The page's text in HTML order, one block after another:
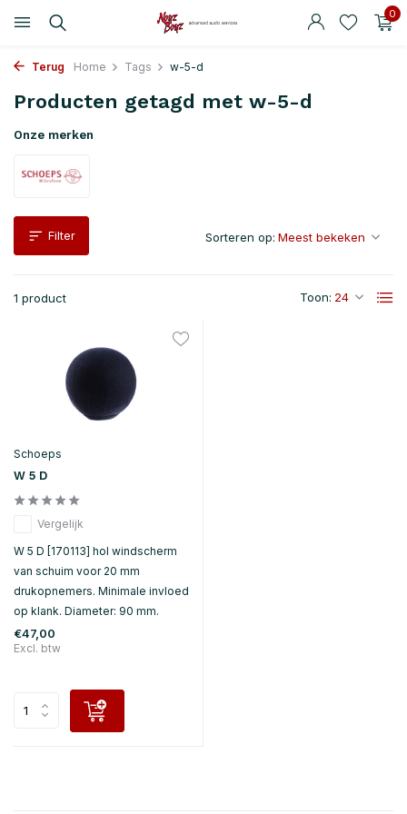
0
Terug Home Tags w-5-d
Producten getagd met w-5-d
Onze merken
Filter
1 product Toon:
Sorteren op:
Schoeps
W 5 D
Vergelijk
W 5 D [170113] hol windscherm
van schuim voor 20 mm
drukopnemers. Minimale invloed
op klank. Diameter: 90 mm.
€47,00
Excl. btw